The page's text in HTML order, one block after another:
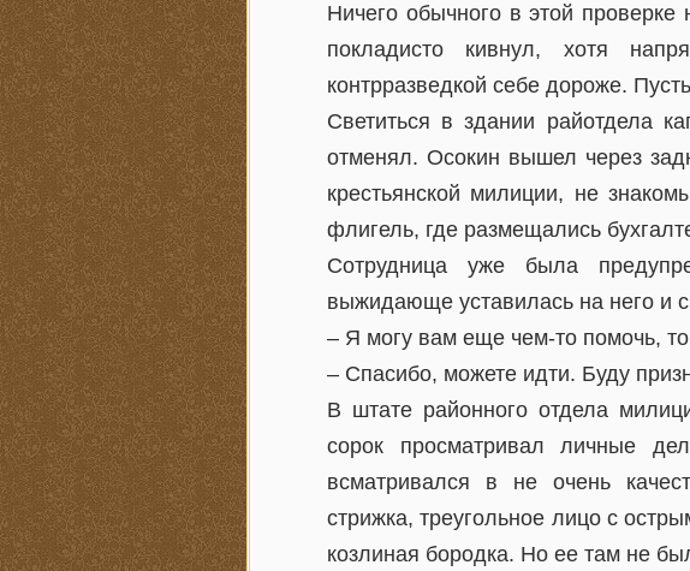
Ничего обычного в этой
покладисто кивнул, хотя
контрразведкой себе дороже.
Светиться в здании райотдела
отменял. Осокин вышел через
крестьянской милиции, не
флигель, где размещались
Сотрудница уже была
выжидающе уставилась на него и
– Я могу вам еще чем-то помочь,
– Спасибо, можете идти. Буду
В штате районного отдела
сорок просматривал личные
всматривался в не очень
стрижка, треугольное лицо с
козлиная бородка. Но ее там не